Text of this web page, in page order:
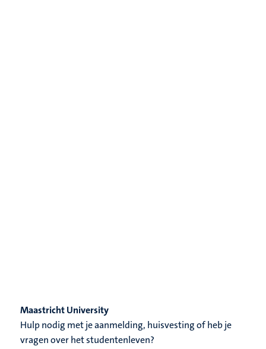
Maastricht University
Hulp nodig met je aanmelding, huisvesting of heb je
vragen over het studentenleven?